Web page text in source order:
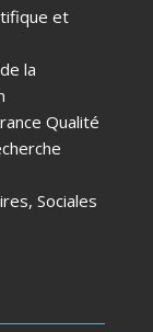
et
la
Qualité
Sociales